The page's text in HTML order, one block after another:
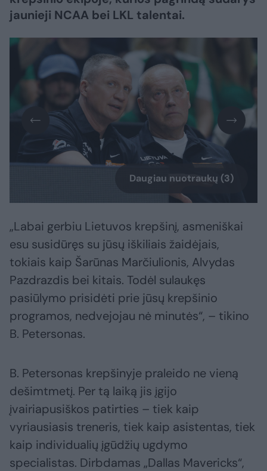
jaunieji NCAA bei LKL talentai.
Daugiau nuotraukų (3)
„Labai gerbiu Lietuvos krepšinį, asmeniškai
esu susidūręs su jūsų iškiliais žaidėjais,
tokiais kaip Šarūnas Marčiulionis, Alvydas
Pazdrazdis bei kitais. Todėl sulaukęs
pasiūlymo prisidėti prie jūsų krepšinio
programos, nedvejojau nė minutės“, – tikino
B. Petersonas.
B. Petersonas krepšinyje praleido ne vieną
dešimtmetį. Per tą laiką jis įgijo
įvairiapusiškos patirties – tiek kaip
vyriausiasis treneris, tiek kaip asistentas, tiek
kaip individualių įgūdžių ugdymo
specialistas. Dirbdamas „Dallas Mavericks“,